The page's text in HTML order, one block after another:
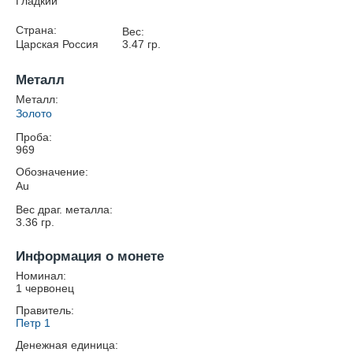
Страна:
Царская Россия
Вес:
3.47 гр.
Металл
Металл:
Золото
Проба:
969
Обозначение:
Au
Вес драг. металла:
3.36 гр.
Информация о монете
Номинал:
1 червонец
Правитель:
Петр 1
Денежная единица: